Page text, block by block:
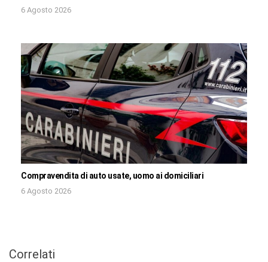
6 Agosto 2026
Compravendita di auto usate, uomo ai domiciliari
6 Agosto 2026
Correlati